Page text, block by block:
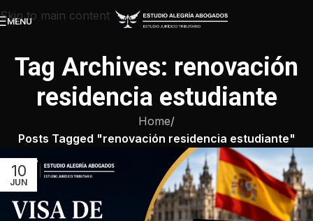
Skip to main content
MENU
Tag Archives: renovación
residencia estudiante
Home/
Posts Tagged "renovación residencia estudiante"
10
JUN